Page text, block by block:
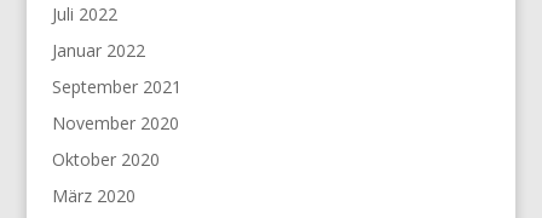
Juli 2022
Januar 2022
September 2021
November 2020
Oktober 2020
März 2020